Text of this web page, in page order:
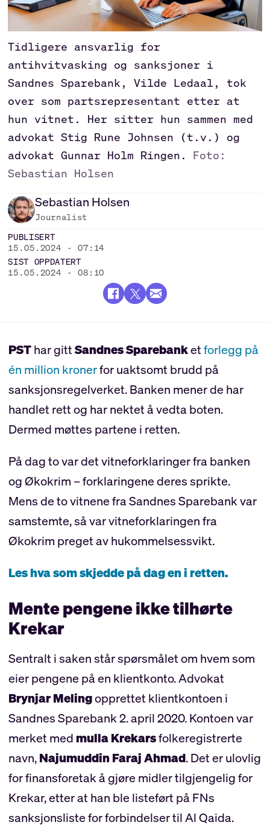
Tidligere ansvarlig for
antihvitvasking og sanksjoner i
Sandnes Sparebank, Vilde Ledaal, tok
over som partsrepresentant etter at
hun vitnet. Her sitter hun sammen med
advokat Stig Rune Johnsen (t.v.) og
advokat Gunnar Holm Ringen.
Foto:
Sebastian Holsen
Sebastian Holsen
Journalist
PUBLISERT
15.05.2024 - 07:14
SIST OPPDATERT
15.05.2024 - 08:10
PSThar gittSandnes Sparebanketforlegg på
én million kronerfor uaktsomt brudd på
sanksjonsregelverket. Banken mener de har
handlet rett og har nektet å vedta boten.
Dermed møttes partene i retten.
På dag to var det vitneforklaringer fra banken
og Økokrim – forklaringene deres sprikte.
Mens de to vitnene fra Sandnes Sparebank var
samstemte, så var vitneforklaringen fra
Økokrim preget av hukommelsessvikt.
Les hva som skjedde på dag en i retten.
Mente pengene ikke tilhørte
Krekar
Sentralt i saken står spørsmålet om hvem som
eier pengene på en klientkonto. Advokat
Brynjar Melingopprettet klientkontoen i
Sandnes Sparebank 2. april 2020. Kontoen var
merket medmulla Krekarsfolkeregistrerte
navn,Najumuddin Faraj Ahmad. Det er ulovlig
for finansforetak å gjøre midler tilgjengelig for
Krekar, etter at han ble listeført på FNs
sanksjonsliste for forbindelser til Al Qaida.